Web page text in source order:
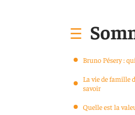
Bruno Pésery :
La vie de famille
savoir
Quelle est la